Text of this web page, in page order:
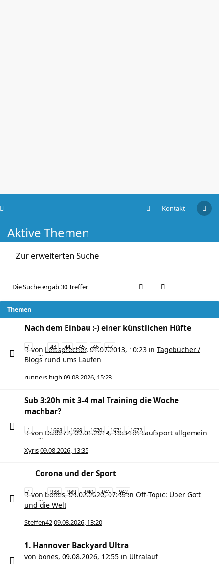
Kontakt
Aktive Themen
Zur erweiterten Suche
Die Suche ergab 30 Treffer
Themen
Nach dem Einbau :-) einer künstlichen Hüfte
1
…
43 44 45 46 47
von Leissprecher, 01.07.2013, 10:23 in Tagebücher /
Blogs rund ums Laufen
runners.high 09.08.2026, 15:23
Sub 3:20h mit 3-4 mal Training die Woche
machbar?
1
…
1668 1669 1670 1671 1672
von Dude77,09.01.2014, 18:34inLaufsport allgemein
Xyris09.08.2026, 13:35
Corona und der Sport
1
…
938 939 940 941 942
von bones,04.02.2020, 07:46in Off-Topic: Über Gott
und die Welt
Steffen4209.08.2026, 13:20
1. Hannover Backyard Ultra
von bones, 09.08.2026, 12:55 in Ultralauf